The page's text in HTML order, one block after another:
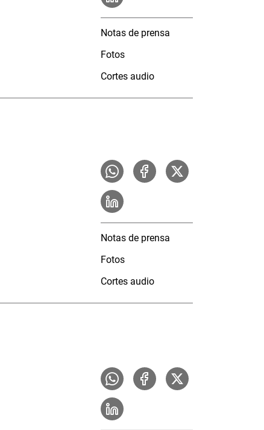
Notas de prensa
Fotos
Cortes audio
Notas de prensa
Fotos
Cortes audio